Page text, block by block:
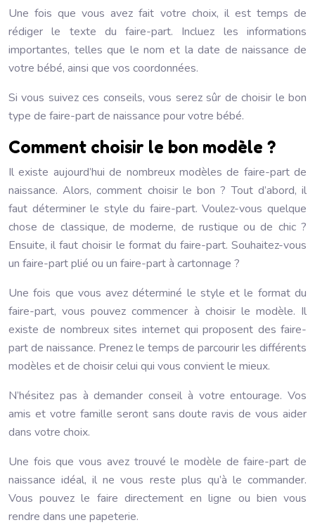
Une fois que vous avez fait votre choix, il est temps de
rédiger le texte du faire-part. Incluez les informations
importantes, telles que le nom et la date de naissance de
votre bébé, ainsi que vos coordonnées.
Si vous suivez ces conseils, vous serez sûr de choisir le bon
type de faire-part de naissance pour votre bébé.
Comment choisir le bon modèle ?
Il existe aujourd’hui de nombreux modèles de faire-part de
naissance. Alors, comment choisir le bon ? Tout d’abord, il
faut déterminer le style du faire-part. Voulez-vous quelque
chose de classique, de moderne, de rustique ou de chic ?
Ensuite, il faut choisir le format du faire-part. Souhaitez-vous
un faire-part plié ou un faire-part à cartonnage ?
Une fois que vous avez déterminé le style et le format du
faire-part, vous pouvez commencer à choisir le modèle. Il
existe de nombreux sites internet qui proposent des faire-
part de naissance. Prenez le temps de parcourir les différents
modèles et de choisir celui qui vous convient le mieux.
N’hésitez pas à demander conseil à votre entourage. Vos
amis et votre famille seront sans doute ravis de vous aider
dans votre choix.
Une fois que vous avez trouvé le modèle de faire-part de
naissance idéal, il ne vous reste plus qu’à le commander.
Vous pouvez le faire directement en ligne ou bien vous
rendre dans une papeterie.